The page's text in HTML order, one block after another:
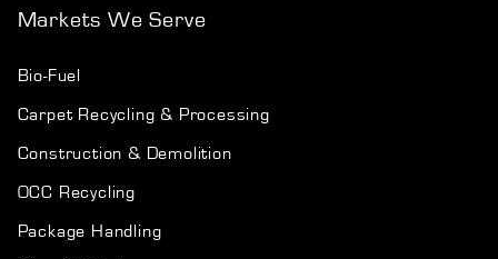
Markets We Serve
Bio-Fuel
Carpet Recycling & Processing
Construction & Demolition
OCC Recycling
Package Handling